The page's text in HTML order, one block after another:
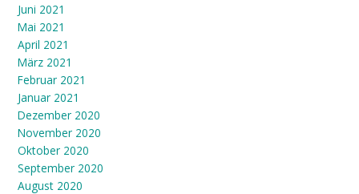
Juni 2021
Mai 2021
April 2021
März 2021
Februar 2021
Januar 2021
Dezember 2020
November 2020
Oktober 2020
September 2020
August 2020